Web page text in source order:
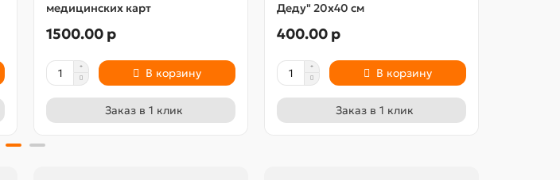
медицинских карт
1500.00 р
В корзину
Заказ в 1 клик
Деду" 20х40 см
400.00 р
В корзину
Заказ в 1 клик